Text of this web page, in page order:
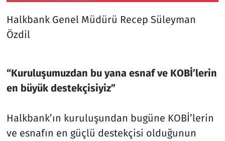
Halkbank Genel Müdürü Recep Süleyman
Özdil
“Kuruluşumuzdan bu yana esnaf ve KOBİ’lerin
en büyük destekçisiyiz”
Halkbank’ın kuruluşundan bugüne KOBİ’lerin
ve esnafın en güçlü destekçisi olduğunun